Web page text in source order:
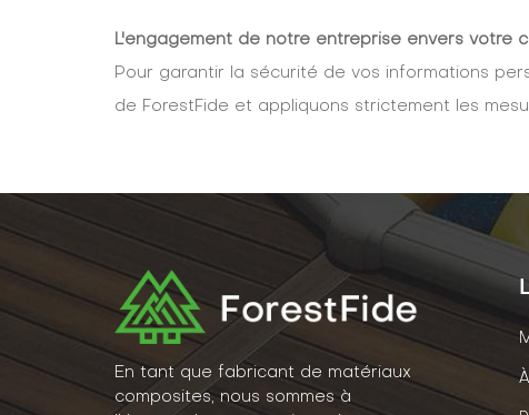
L'engagement de notre entreprise envers votre
Pour garantir la sécurité de vos informations
de ForestFide et appliquons strictement les
En tant que fabricant de matériaux
composites, nous sommes à